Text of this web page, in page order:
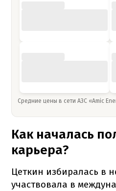
Средние цены в сети АЗС «Amic
Как началась
карьера?
Цеткин избиралась в
участвовала в